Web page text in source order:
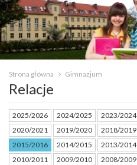
Strona główna Gimnazjum
Relacje
2025/2026 2024/2025 2023/2024
2020/2021
2019/2020 2018/2019
2015/2016
2014/2015 2013/2014
2010/2011
2009/2010 2008/2009